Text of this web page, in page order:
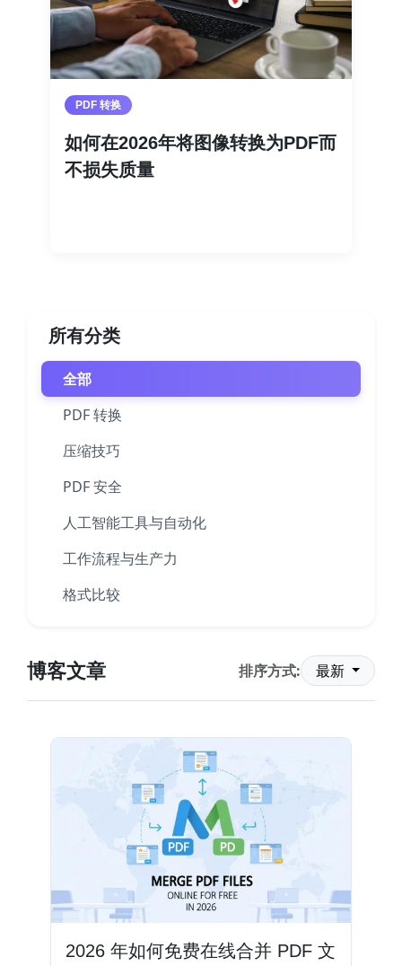
PDF 转换
如何在2026年将图像转换为PDF而
不损失质量
所有分类
全部
PDF 转换
压缩技巧
PDF 安全
人工智能工具与自动化
工作流程与生产力
格式比较
博客文章 排序方式: 最新
2026 年如何免费在线合并 PDF 文